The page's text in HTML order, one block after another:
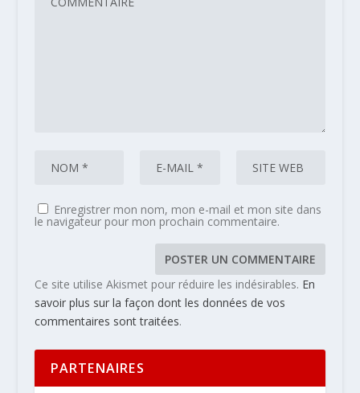
Enregistrer mon nom, mon e-mail et mon site dans
le navigateur pour mon prochain commentaire.
Ce site utilise Akismet pour réduire les indésirables. En
savoir plus sur la façon dont les données de vos
commentaires sont traitées.
PARTENAIRES